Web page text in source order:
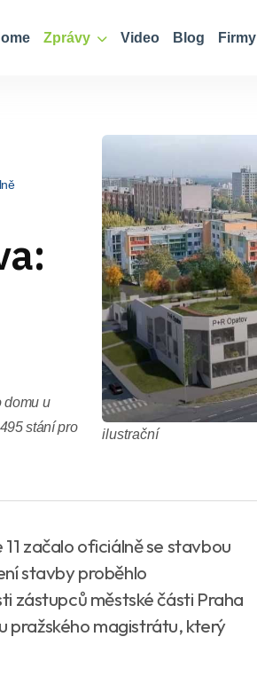
Zprávy Video Blog Firmy
domu u
stání pro
ilustrační
začalo oficiálně se stavbou
stavby proběhlo
zástupců městské části Praha
pražského magistrátu, který